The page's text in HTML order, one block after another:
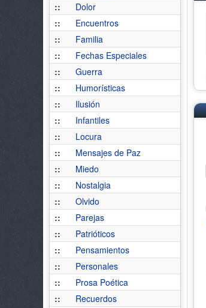
::
Dolor
::
Encuentros
::
Familia
::
Fechas Especiales
::
Guerra
::
Humorísticas
::
Ilusión
::
Infantiles
::
Locura
::
Mensajes de Paz
::
Miedo
::
Nostalgia
::
Olvido
::
Parejas
::
Patrióticos
::
Pensamientos
::
Personales
::
Prosa Poética
::
Recuerdos